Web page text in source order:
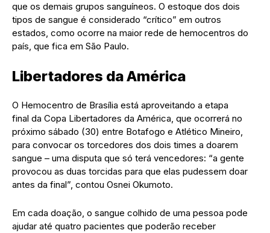
que os demais grupos sanguíneos. O estoque dos dois
tipos de sangue é considerado “crítico” em outros
estados, como ocorre na maior rede de hemocentros do
país, que fica em São Paulo.
Libertadores da América
O Hemocentro de Brasília está aproveitando a etapa
final da Copa Libertadores da América, que ocorrerá no
próximo sábado (30) entre Botafogo e Atlético Mineiro,
para convocar os torcedores dos dois times a doarem
sangue – uma disputa que só terá vencedores: “a gente
provocou as duas torcidas para que elas pudessem doar
antes da final”, contou Osnei Okumoto.
Em cada doação, o sangue colhido de uma pessoa pode
ajudar até quatro pacientes que poderão receber